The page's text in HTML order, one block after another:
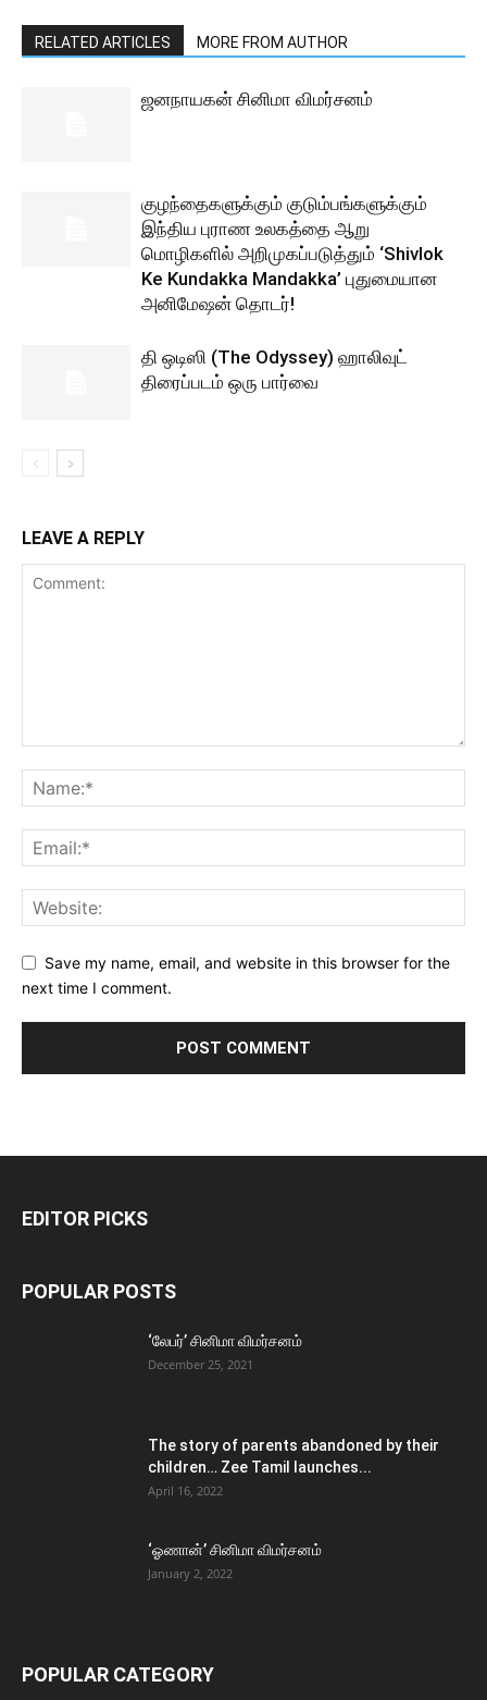
RELATED ARTICLES MORE FROM AUTHOR
ஜனநாயகன் சினிமா விமர்சனம்
குழந்தைகளுக்கும் குடும்பங்களுக்கும்
இந்திய புராண உலகத்தை ஆறு
மொழிகளில் அறிமுகப்படுத்தும் ‘Shivlok
Ke Kundakka Mandakka’ புதுமையான
அனிமேஷன் தொடர்!
தி ஒடிஸி (The Odyssey) ஹாலிவுட்
திரைப்படம் ஒரு பார்வை
LEAVE A REPLY
Save my name, email, and website in this browser for the
next time I comment.
EDITOR PICKS
POPULAR POSTS
‘லேபர்’ சினிமா விமர்சனம்
December 25, 2021
The story of parents abandoned by their
children… Zee Tamil launches...
April 16, 2022
‘ஓணான்’ சினிமா விமர்சனம்
January 2, 2022
POPULAR CATEGORY